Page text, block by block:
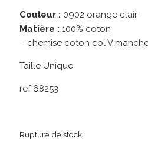
Couleur : 0902 orange clair
Matière : 100% coton
– chemise coton col V
Taille Unique
ref 68253
Rupture de stock